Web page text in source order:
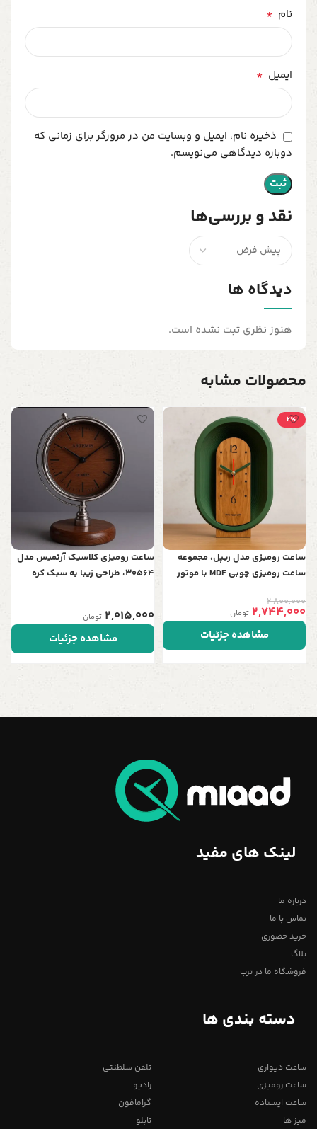
نقد و بررسی‌ها
دیدگاه ها
هنوز نظری ثبت نشده است.
نام *
ایمیل *
ذخیره نام، ایمیل و وبسایت من در مرورگر برای زمانی که
دوباره دیدگاهی می‌نویسم.
محصولات مشابه
2٪
ساعت رومیزی مدل ریپل، مجموعه
ساعت رومیزی چوبی‌ MDF با موتور
2,800,000
2,744,000 تومان
مشاهده جزئیات
ساعت رومیزی کلاسیک آرتمیس مدل
30564، طراحی زیبا به سبک کره
2,015,000 تومان
مشاهده جزئیات
لینک های مفید
درباره ما
تماس با ما
خرید حضوری
بلاگ
فروشگاه ما در ترب
دسته بندی ها
ساعت دیواری
ساعت رومیزی
ساعت ایستاده
میز ها
تلفن سلطنتی
رادیو
گرامافون
تابلو